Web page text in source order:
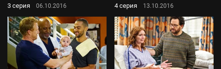
3 серия 06.10.2016 4 серия 13.10.2016